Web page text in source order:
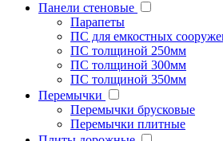
Панели стеновые
Парапеты
ПС для емкостных
ПС толщиной 250мм
ПС толщиной 300мм
ПС толщиной 350мм
Перемычки
Перемычки брусковые
Перемычки плитные